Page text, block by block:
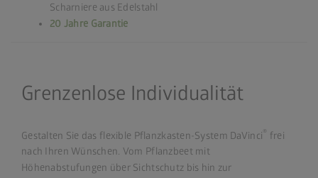
Scharniere aus Edelstahl
20 Jahre Garantie
Grenzenlose Individualität
Gestalten Sie das flexible Pflanzkasten-System DaVinci ® frei
nach Ihren Wünschen. Vom Pflanzbeet mit
Höhenabstufungen über Sichtschutz bis hin zur